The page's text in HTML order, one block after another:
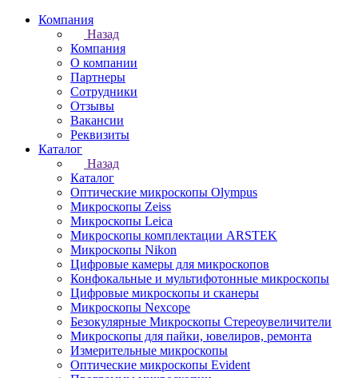
Компания
Назад
Компания
О компании
Партнеры
Сотрудники
Отзывы
Вакансии
Реквизиты
Каталог
Назад
Каталог
Оптические микроскопы Olympus
Микроскопы Zeiss
Микроскопы Leica
Микроскопы комплектации ARSTEK
Микроскопы Nikon
Цифровые камеры для микроскопов
Конфокальные и мультифотонные микроскопы
Цифровые микроскопы и сканеры
Микроскопы Nexcope
Безокулярные Микроскопы Стереоувеличители
Микроскопы для пайки, ювелиров, ремонта
Измерительные микроскопы
Оптические микроскопы Evident